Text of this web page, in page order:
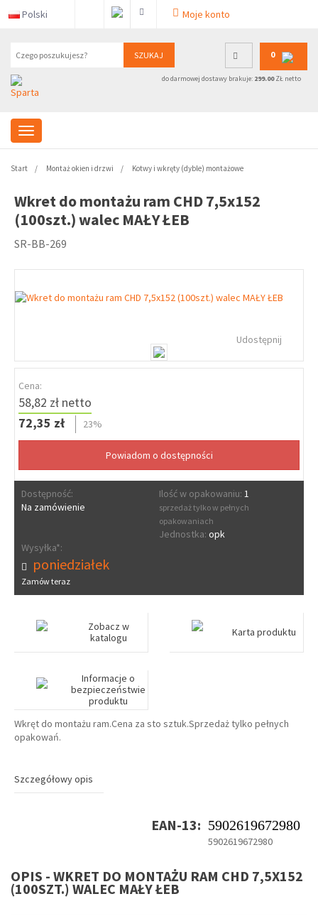
Polski Moje konto
SZUKAJ 0
do darmowej dostawy brakuje: 299.00ZŁ netto
Start Montaż okien i drzwi Kotwy i wkręty (dyble) montażowe
Wkret do montażu ram CHD 7,5x152
(100szt.) walec MAŁY ŁEB
SR-BB-269
Udostępnij
Cena:
58,82 zł netto
72,35 zł
23%
Dostępność:
Na zamówienie
Ilość w opakowaniu: 1
sprzedaż tylko w pełnych
opakowaniach
Jednostka: opk
Wysyłka*:
poniedziałek
Zamów teraz
Zobacz w
katalogu
Karta produktu
Informacje o
bezpieczeństwie
produktu
Wkręt do montażu ram.Cena za sto sztuk.Sprzedaż tylko pełnych
opakowań.
Szczegółowy opis
EAN-13: 5902619672980
5902619672980
OPIS - WKRET DO MONTAŻU RAM CHD 7,5X152
(100SZT.) WALEC MAŁY ŁEB